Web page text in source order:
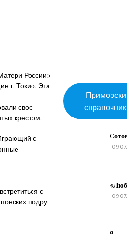
России»
г. Токио. Эта
свое
крестом.
с
с
подруг